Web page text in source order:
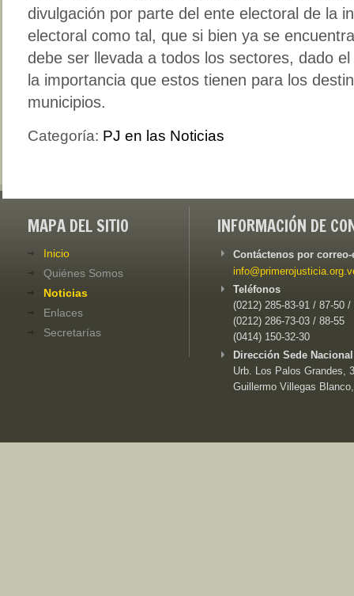
divulgación por parte del ente electoral de la
electoral como tal, que si bien ya se
debe ser llevada a todos los sectores, dado
la importancia que estos tienen para los
municipios.
Categoría: PJ en las Noticias
MAPA DEL SITIO
Inicio
Quiénes Somos
Noticias
Enlaces
Secretarías
INFORMACIÓN DE
Contáctenos por
Teléfonos
(0212) 285-83-91 / 87-50 /
(0212) 286-73-03 / 88-55
(0414) 150-32-30
Dirección Sede
Urb. Los Palos Grandes,
Guillermo Villegas